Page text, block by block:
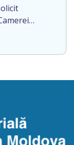
următorul
procedurii
a.n.